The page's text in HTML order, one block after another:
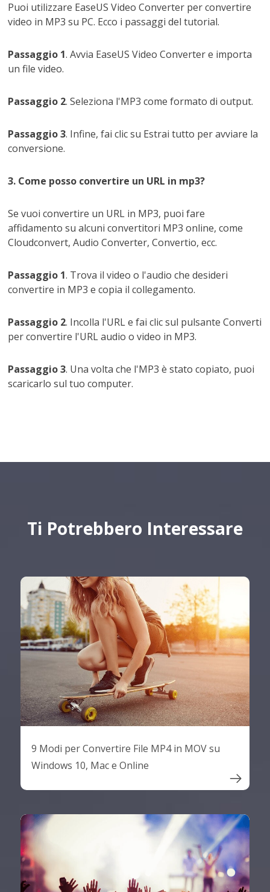
Puoi utilizzare EaseUS Video Converter per convertire
video in MP3 su PC. Ecco i passaggi del tutorial.
Passaggio 1. Avvia EaseUS Video Converter e importa
un file video.
Passaggio 2. Seleziona l'MP3 come formato di output.
Passaggio 3. Infine, fai clic su Estrai tutto per avviare la
conversione.
3. Come posso convertire un URL in mp3?
Se vuoi convertire un URL in MP3, puoi fare
affidamento su alcuni convertitori MP3 online, come
Cloudconvert, Audio Converter, Convertio, ecc.
Passaggio 1. Trova il video o l'audio che desideri
convertire in MP3 e copia il collegamento.
Passaggio 2. Incolla l'URL e fai clic sul pulsante Converti
per convertire l'URL audio o video in MP3.
Passaggio 3. Una volta che l'MP3 è stato copiato, puoi
scaricarlo sul tuo computer.
Ti Potrebbero Interessare
9 Modi per Convertire File MP4 in MOV su
Windows 10, Mac e Online
